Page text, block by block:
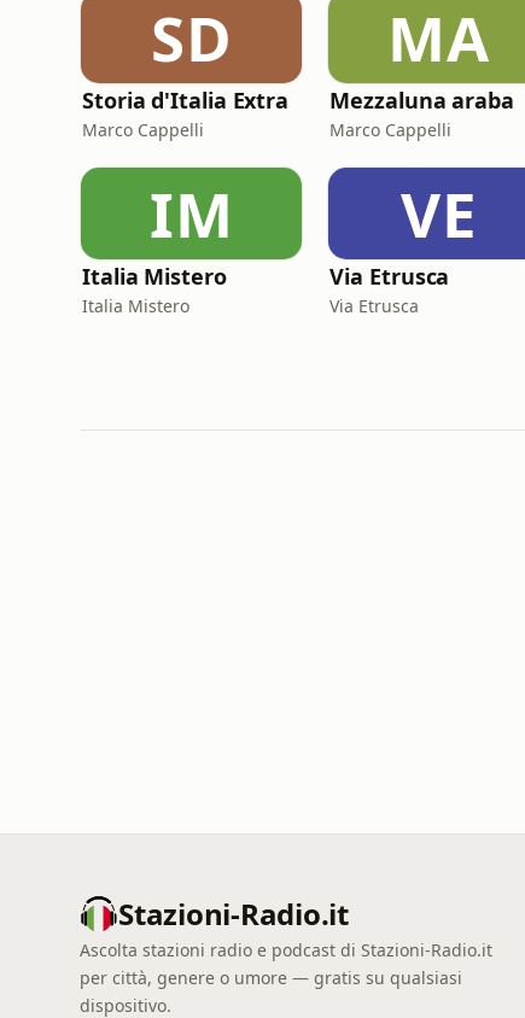
SD
Storia d'Italia Extra
Marco Cappelli
MA
Mezzaluna araba
Marco Cappelli
IM
Italia Mistero
Italia Mistero
VE
Via Etrusca
Via Etrusca
Stazioni-Radio.it
Ascolta stazioni radio e podcast di Stazioni-Radio.it
per città, genere o umore — gratis su qualsiasi
dispositivo.